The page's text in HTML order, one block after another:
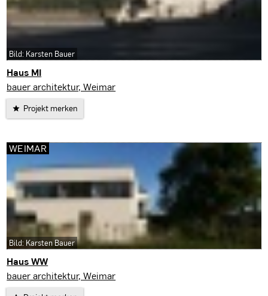
Haus MI
Jena
bauer architektur, Weimar
Projekt merken
Bild: Karsten Bauer
Haus WW
Weimar
bauer architektur, Weimar
WEIMAR
Bild: Karsten Bauer